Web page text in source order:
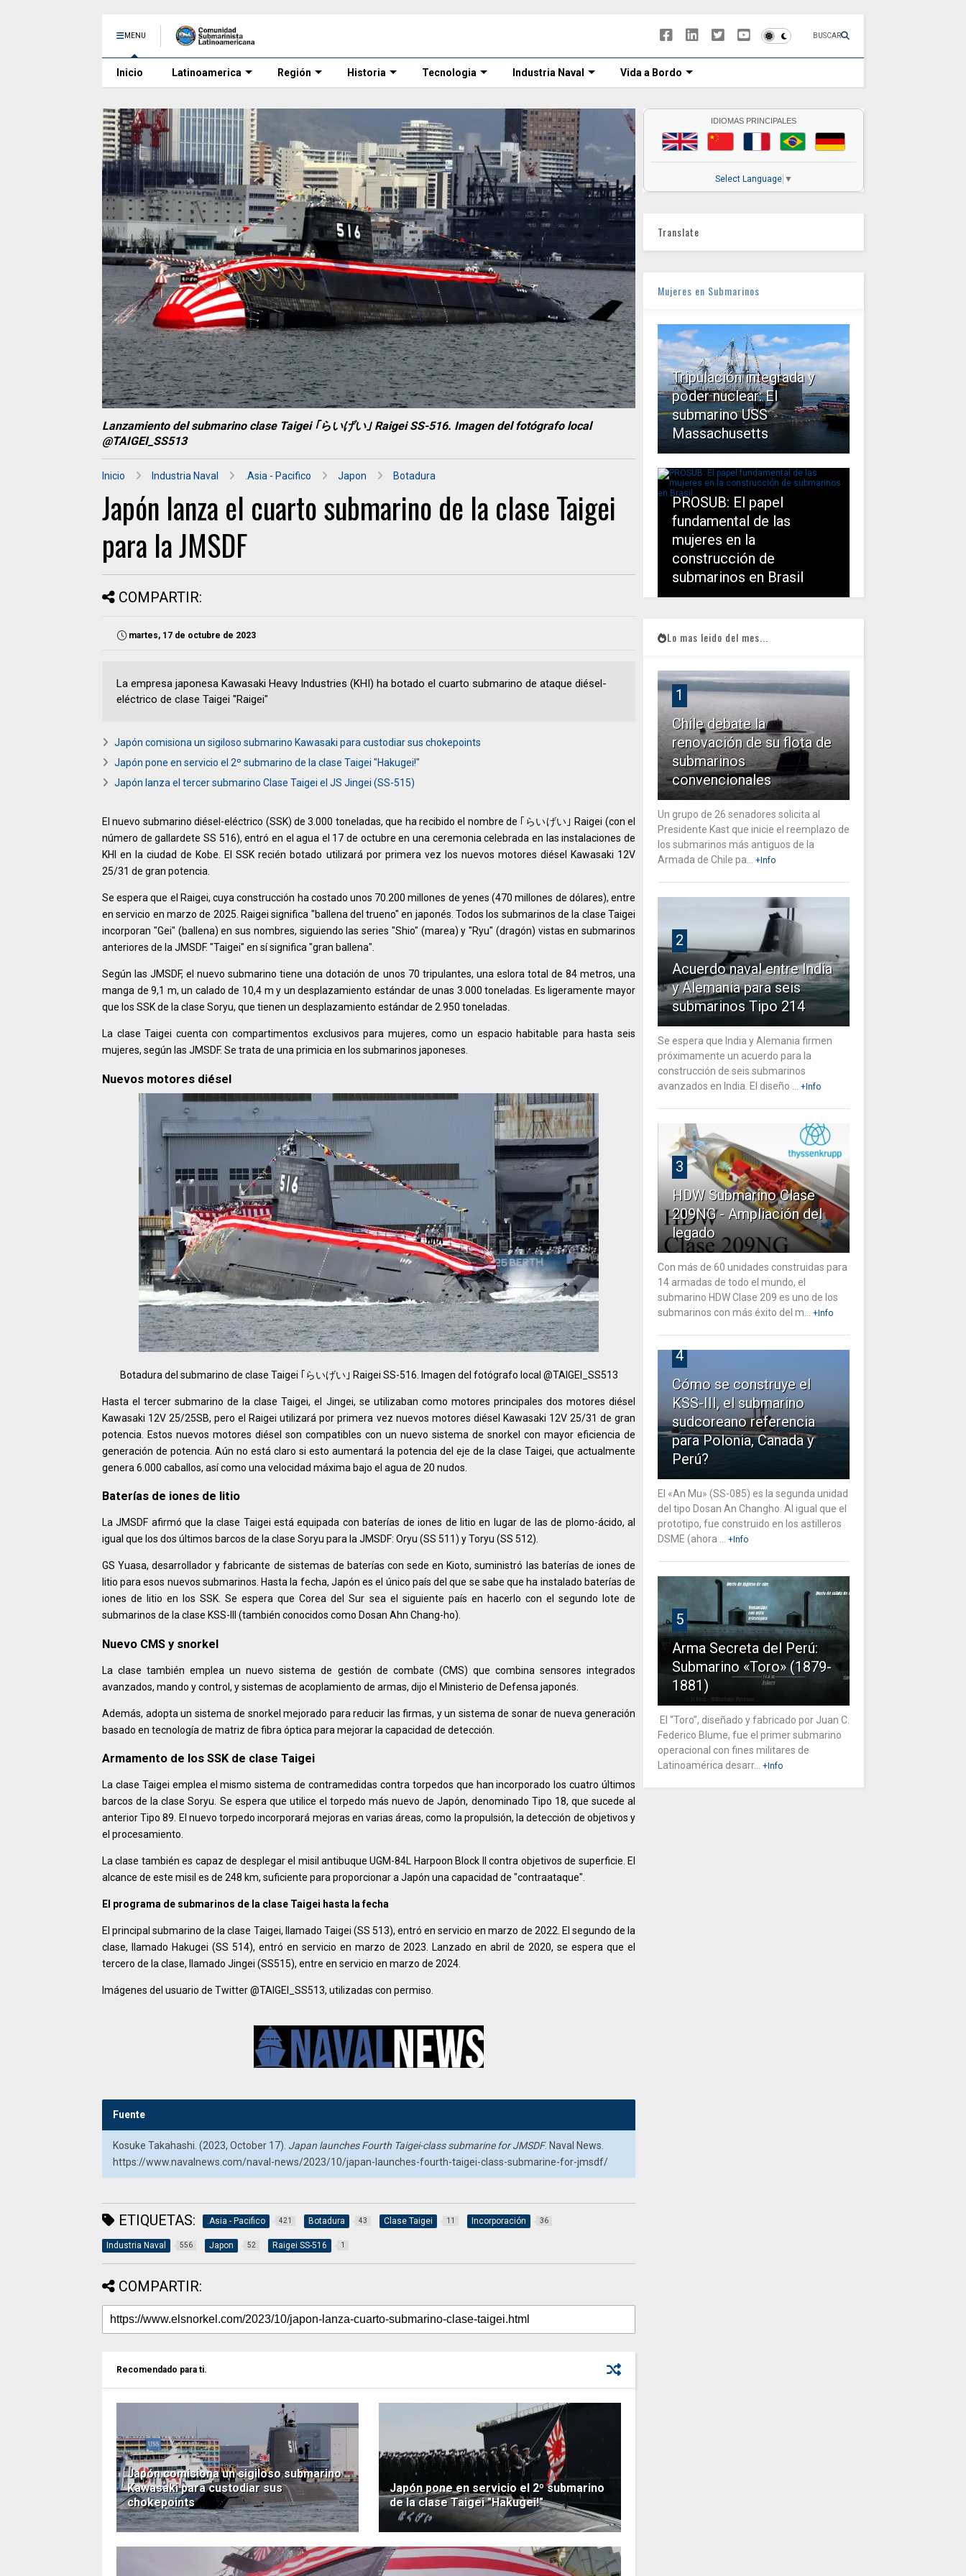
MENU BUSCAR
Inicio Latinoamerica Región Historia Tecnologia Industria Naval Vida a Bordo
Lanzamiento del submarino clase Taigei ｢らいげい｣ Raigei SS-516. Imagen del fotógrafo local
@TAIGEI_SS513
Inicio Industria Naval .Asia - Pacifico Japon Botadura
Japón lanza el cuarto submarino de la clase Taigei
para la JMSDF
COMPARTIR:
martes, 17 de octubre de 2023
La empresa japonesa Kawasaki Heavy Industries (KHI) ha botado el cuarto submarino de ataque diésel-
eléctrico de clase Taigei "Raigei"
Japón comisiona un sigiloso submarino Kawasaki para custodiar sus chokepoints
Japón pone en servicio el 2º submarino de la clase Taigei "Hakugei!"
Japón lanza el tercer submarino Clase Taigei el JS Jingei (SS-515)
El nuevo submarino diésel-eléctrico (SSK) de 3.000 toneladas, que ha recibido el nombre de ｢らいげい｣ Raigei (con el
número de gallardete SS 516), entró en el agua el 17 de octubre en una ceremonia celebrada en las instalaciones de
KHI en la ciudad de Kobe. El SSK recién botado utilizará por primera vez los nuevos motores diésel Kawasaki 12V
25/31 de gran potencia.
Se espera que el Raigei, cuya construcción ha costado unos 70.200 millones de yenes (470 millones de dólares), entre
en servicio en marzo de 2025. Raigei significa "ballena del trueno" en japonés. Todos los submarinos de la clase Taigei
incorporan "Gei" (ballena) en sus nombres, siguiendo las series "Shio" (marea) y "Ryu" (dragón) vistas en submarinos
anteriores de la JMSDF. "Taigei" en sí significa "gran ballena".
Según las JMSDF, el nuevo submarino tiene una dotación de unos 70 tripulantes, una eslora total de 84 metros, una
manga de 9,1 m, un calado de 10,4 m y un desplazamiento estándar de unas 3.000 toneladas. Es ligeramente mayor
que los SSK de la clase Soryu, que tienen un desplazamiento estándar de 2.950 toneladas.
La clase Taigei cuenta con compartimentos exclusivos para mujeres, como un espacio habitable para hasta seis
mujeres, según las JMSDF. Se trata de una primicia en los submarinos japoneses.
Nuevos motores diésel
Botadura del submarino de clase Taigei ｢らいげい｣ Raigei SS-516. Imagen del fotógrafo local @TAIGEI_SS513
Hasta el tercer submarino de la clase Taigei, el Jingei, se utilizaban como motores principales dos motores diésel
Kawasaki 12V 25/25SB, pero el Raigei utilizará por primera vez nuevos motores diésel Kawasaki 12V 25/31 de gran
potencia. Estos nuevos motores diésel son compatibles con un nuevo sistema de snorkel con mayor eficiencia de
generación de potencia. Aún no está claro si esto aumentará la potencia del eje de la clase Taigei, que actualmente
genera 6.000 caballos, así como una velocidad máxima bajo el agua de 20 nudos.
Baterías de iones de litio
La JMSDF afirmó que la clase Taigei está equipada con baterías de iones de litio en lugar de las de plomo-ácido, al
igual que los dos últimos barcos de la clase Soryu para la JMSDF: Oryu (SS 511) y Toryu (SS 512).
GS Yuasa, desarrollador y fabricante de sistemas de baterías con sede en Kioto, suministró las baterías de iones de
litio para esos nuevos submarinos. Hasta la fecha, Japón es el único país del que se sabe que ha instalado baterías de
iones de litio en los SSK. Se espera que Corea del Sur sea el siguiente país en hacerlo con el segundo lote de
submarinos de la clase KSS-III (también conocidos como Dosan Ahn Chang-ho).
Nuevo CMS y snorkel
La clase también emplea un nuevo sistema de gestión de combate (CMS) que combina sensores integrados
avanzados, mando y control, y sistemas de acoplamiento de armas, dijo el Ministerio de Defensa japonés.
Además, adopta un sistema de snorkel mejorado para reducir las firmas, y un sistema de sonar de nueva generación
basado en tecnología de matriz de fibra óptica para mejorar la capacidad de detección.
Armamento de los SSK de clase Taigei
La clase Taigei emplea el mismo sistema de contramedidas contra torpedos que han incorporado los cuatro últimos
barcos de la clase Soryu. Se espera que utilice el torpedo más nuevo de Japón, denominado Tipo 18, que sucede al
anterior Tipo 89. El nuevo torpedo incorporará mejoras en varias áreas, como la propulsión, la detección de objetivos y
el procesamiento.
La clase también es capaz de desplegar el misil antibuque UGM-84L Harpoon Block II contra objetivos de superficie. El
alcance de este misil es de 248 km, suficiente para proporcionar a Japón una capacidad de "contraataque".
El programa de submarinos de la clase Taigei hasta la fecha
El principal submarino de la clase Taigei, llamado Taigei (SS 513), entró en servicio en marzo de 2022. El segundo de la
clase, llamado Hakugei (SS 514), entró en servicio en marzo de 2023. Lanzado en abril de 2020, se espera que el
tercero de la clase, llamado Jingei (SS515), entre en servicio en marzo de 2024.
Imágenes del usuario de Twitter @TAIGEI_SS513, utilizadas con permiso.
Fuente
Kosuke Takahashi. (2023, October 17). Japan launches Fourth Taigei-class submarine for JMSDF. Naval News.
https://www.navalnews.com/naval-news/2023/10/japan-launches-fourth-taigei-class-submarine-for-jmsdf/
ETIQUETAS: .Asia - Pacifico 421 Botadura 43 Clase Taigei 11 Incorporación 36
Industria Naval 556 Japon 52 Raigei SS-516 1
COMPARTIR:
Recomendado para ti.
Japón comisiona un sigiloso submarino
Kawasaki para custodiar sus
chokepoints
Japón pone en servicio el 2º submarino
de la clase Taigei "Hakugei!"
IDIOMAS PRINCIPALES
Select Language ▼
Translate
Mujeres en Submarinos
Tripulación integrada y
poder nuclear: El
submarino USS
Massachusetts
PROSUB: El papel
fundamental de las
mujeres en la
construcción de
submarinos en Brasil
Lo mas leido del mes...
1
Chile debate la
renovación de su flota de
submarinos
convencionales
Un grupo de 26 senadores solicita al
Presidente Kast que inicie el reemplazo de
los submarinos más antiguos de la
Armada de Chile pa...
+Info
2
Acuerdo naval entre India
y Alemania para seis
submarinos Tipo 214
Se espera que India y Alemania firmen
próximamente un acuerdo para la
construcción de seis submarinos
avanzados en India. El diseño ...
+Info
3
HDW Submarino Clase
209NG - Ampliación del
legado
Con más de 60 unidades construidas para
14 armadas de todo el mundo, el
submarino HDW Clase 209 es uno de los
submarinos con más éxito del m...
+Info
4
Cómo se construye el
KSS-III, el submarino
sudcoreano referencia
para Polonia, Canada y
Perú?
El «An Mu» (SS-085) es la segunda unidad
del tipo Dosan An Changho. Al igual que el
prototipo, fue construido en los astilleros
DSME (ahora ...
+Info
5
Arma Secreta del Perú:
Submarino «Toro» (1879-
1881)
El “Toro”, diseñado y fabricado por Juan C.
Federico Blume, fue el primer submarino
operacional con fines militares de
Latinoamérica desarr...
+Info